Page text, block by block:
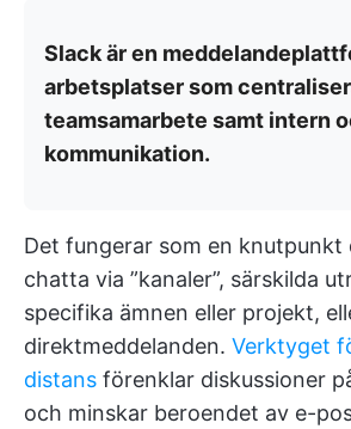
Slack är en
arbetsplatser som
teamsamarbete samt intern
kommunikation.
Det fungerar som en knutpunkt
chatta via ”kanaler”, särskilda
specifika ämnen eller projekt,
direktmeddelanden. Verktyget
distans förenklar diskussioner
och minskar beroendet av e-